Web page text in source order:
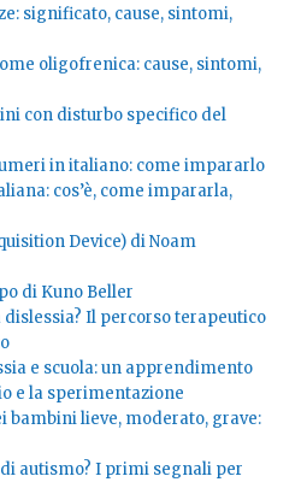
significato, cause, sintomi,
oligofrenica: cause, sintomi,
con disturbo specifico del
in italiano: come impararlo
cos’è, come impararla,
Device) di Noam
di Kuno Beller
Il percorso terapeutico
e scuola: un apprendimento
e la sperimentazione
bambini lieve, moderato, grave:
autismo? I primi segnali per